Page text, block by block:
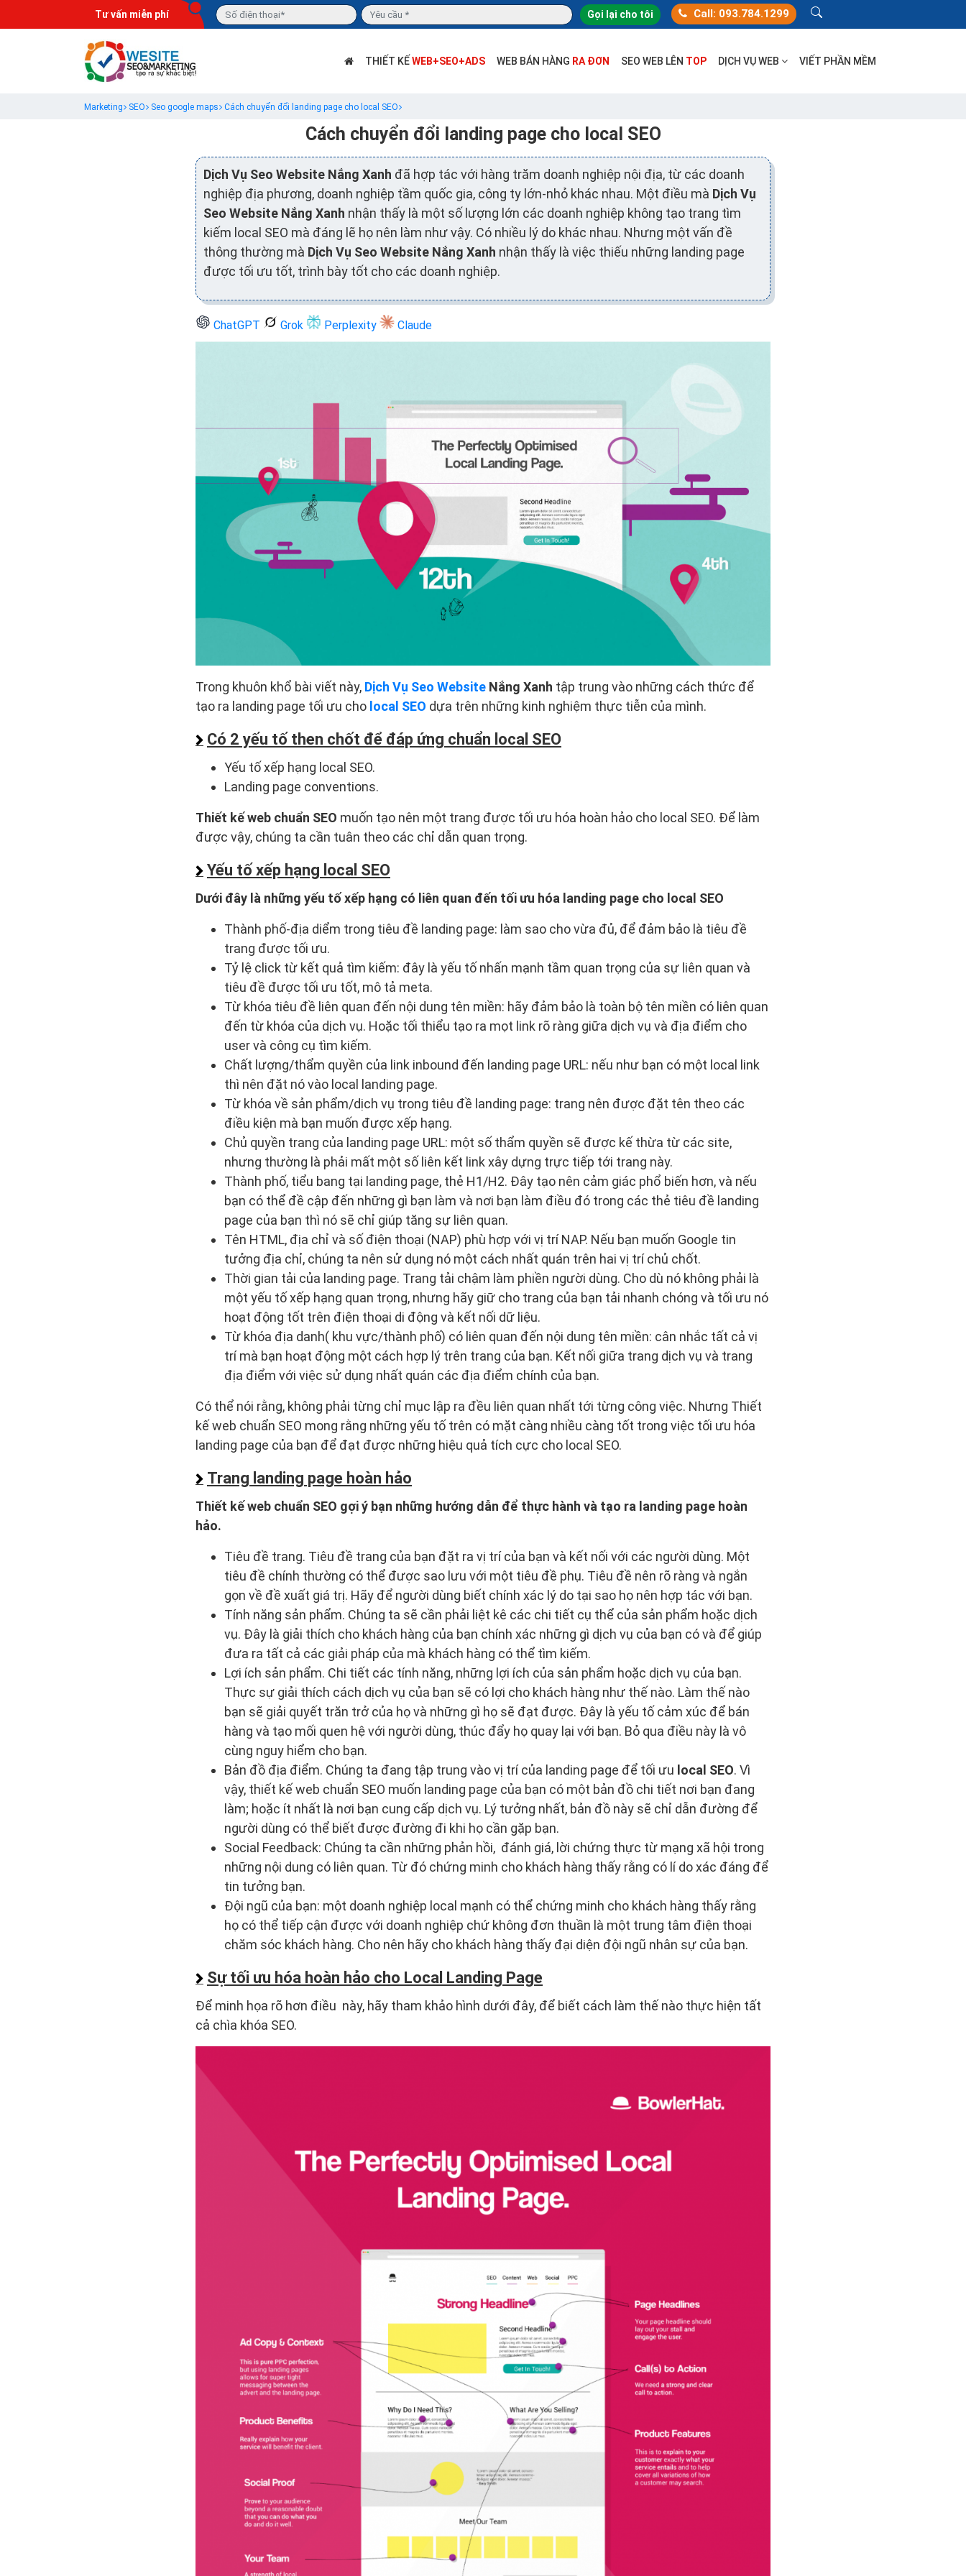
Tư vấn miễn phí Gọi lại cho tôi Call: 093.784.1299
THIẾT KẾWEB+SEO+ADS WEB BÁN HÀNG RA ĐƠN SEO WEB LÊN TOP DỊCH VỤ WEB VIẾT PHẦN MỀM
Marketing SEO Seo google maps Cách chuyển đổi landing page cho local SEO
Cách chuyển đổi landing page cho local SEO
Dịch Vụ Seo Website Nắng Xanh đã hợp tác với hàng trăm doanh nghiệp nội địa, từ các doanh
nghiệp địa phương, doanh nghiệp tầm quốc gia, công ty lớn-nhỏ khác nhau. Một điều mà Dịch Vụ
Seo Website Nắng Xanh nhận thấy là một số lượng lớn các doanh nghiệp không tạo trang tìm
kiếm local SEO mà đáng lẽ họ nên làm như vậy. Có nhiều lý do khác nhau. Nhưng một vấn đề
thông thường mà Dịch Vụ Seo Website Nắng Xanh nhận thấy là việc thiếu những landing page
được tối ưu tốt, trình bày tốt cho các doanh nghiệp.
ChatGPT Grok Perplexity Claude
Trong khuôn khổ bài viết này, Dịch Vụ Seo Website Nắng Xanh tập trung vào những cách thức để
tạo ra landing page tối ưu cho local SEO dựa trên những kinh nghiệm thực tiễn của mình.
Có 2 yếu tố then chốt để đáp ứng chuẩn local SEO
Yếu tố xếp hạng local SEO.
Landing page conventions.
Thiết kế web chuẩn SEO muốn tạo nên một trang được tối ưu hóa hoàn hảo cho local SEO. Để làm
được vậy, chúng ta cần tuân theo các chỉ dẫn quan trọng.
Yếu tố xếp hạng local SEO
Dưới đây là những yếu tố xếp hạng có liên quan đến tối ưu hóa landing page cho local SEO
Thành phố-địa diểm trong tiêu đề landing page: làm sao cho vừa đủ, để đảm bảo là tiêu đề
trang được tối ưu.
Tỷ lệ click từ kết quả tìm kiếm: đây là yếu tố nhấn mạnh tầm quan trọng của sự liên quan và
tiêu đề được tối ưu tốt, mô tả meta.
Từ khóa tiêu đề liên quan đến nội dung tên miền: hãy đảm bảo là toàn bộ tên miền có liên quan
đến từ khóa của dịch vụ. Hoặc tối thiểu tạo ra mọt link rõ ràng giữa dịch vụ và địa điểm cho
user và công cụ tìm kiếm.
Chất lượng/thẩm quyền của link inbound đến landing page URL: nếu như bạn có một local link
thì nên đặt nó vào local landing page.
Từ khóa về sản phẩm/dịch vụ trong tiêu đề landing page: trang nên được đặt tên theo các
điều kiện mà bạn muốn được xếp hạng.
Chủ quyền trang của landing page URL: một số thẩm quyền sẽ được kế thừa từ các site,
nhưng thường là phải mất một số liên kết link xây dựng trực tiếp tới trang này.
Thành phố, tiểu bang tại landing page, thẻ H1/H2. Đây tạo nên cảm giác phổ biến hơn, và nếu
bạn có thể đề cập đến những gì bạn làm và nơi bạn làm điều đó trong các thẻ tiêu đề landing
page của bạn thì nó sẽ chỉ giúp tăng sự liên quan.
Tên HTML, địa chỉ và số điện thoại (NAP) phù hợp với vị trí NAP. Nếu bạn muốn Google tin
tưởng địa chỉ, chúng ta nên sử dụng nó một cách nhất quán trên hai vị trí chủ chốt.
Thời gian tải của landing page. Trang tải chậm làm phiền người dùng. Cho dù nó không phải là
một yếu tố xếp hạng quan trọng, nhưng hãy giữ cho trang của bạn tải nhanh chóng và tối ưu nó
hoạt động tốt trên điện thoại di động và kết nối dữ liệu.
Từ khóa địa danh( khu vực/thành phố) có liên quan đến nội dung tên miền: cân nhắc tất cả vị
trí mà bạn hoạt động một cách hợp lý trên trang của bạn. Kết nối giữa trang dịch vụ và trang
địa điểm với việc sử dụng nhất quán các địa điểm chính của bạn.
Có thể nói rằng, không phải từng chỉ mục lập ra đều liên quan nhất tới từng công việc. Nhưng Thiết
kế web chuẩn SEO mong rằng những yếu tố trên có mặt càng nhiều càng tốt trong việc tối ưu hóa
landing page của bạn để đạt được những hiệu quả tích cực cho local SEO.
Trang landing page hoàn hảo
Thiết kế web chuẩn SEO gợi ý bạn những hướng dẫn để thực hành và tạo ra landing page hoàn
hảo.
Tiêu đề trang. Tiêu đề trang của bạn đặt ra vị trí của bạn và kết nối với các người dùng. Một
tiêu đề chính thường có thể được sao lưu với một tiêu đề phụ. Tiêu đề nên rõ ràng và ngắn
gọn về đề xuất giá trị. Hãy để người dùng biết chính xác lý do tại sao họ nên hợp tác với bạn.
Tính năng sản phẩm. Chúng ta sẽ cần phải liệt kê các chi tiết cụ thể của sản phẩm hoặc dịch
vụ. Đây là giải thích cho khách hàng của bạn chính xác những gì dịch vụ của bạn có và để giúp
đưa ra tất cả các giải pháp của mà khách hàng có thể tìm kiếm.
Lợi ích sản phẩm. Chi tiết các tính năng, những lợi ích của sản phẩm hoặc dịch vụ của bạn.
Thực sự giải thích cách dịch vụ của bạn sẽ có lợi cho khách hàng như thế nào. Làm thế nào
bạn sẽ giải quyết trăn trở của họ và những gì họ sẽ đạt được. Đây là yếu tố cảm xúc để bán
hàng và tạo mối quen hệ với người dùng, thúc đẩy họ quay lại với bạn. Bỏ qua điều này là vô
cùng nguy hiểm cho bạn.
Bản đồ địa điểm. Chúng ta đang tập trung vào vị trí của landing page để tối ưu local SEO. Vì
vậy, thiết kế web chuẩn SEO muốn landing page của bạn có một bản đồ chi tiết nơi bạn đang
làm; hoặc ít nhất là nơi bạn cung cấp dịch vụ. Lý tưởng nhất, bản đồ này sẽ chỉ dẫn đường để
người dùng có thể biết được đường đi khi họ cần gặp bạn.
Social Feedback: Chúng ta cần những phản hồi, đánh giá, lời chứng thực từ mạng xã hội trong
những nội dung có liên quan. Từ đó chứng minh cho khách hàng thấy rằng có lí do xác đáng để
tin tưởng bạn.
Đội ngũ của bạn: một doanh nghiệp local mạnh có thể chứng minh cho khách hàng thấy rằng
họ có thể tiếp cận được với doanh nghiệp chứ không đơn thuần là một trung tâm điện thoại
chăm sóc khách hàng. Cho nên hãy cho khách hàng thấy đại diện đội ngũ nhân sự của bạn.
Sự tối ưu hóa hoàn hảo cho Local Landing Page
Để minh họa rõ hơn điều này, hãy tham khảo hình dưới đây, để biết cách làm thế nào thực hiện tất
cả chìa khóa SEO.